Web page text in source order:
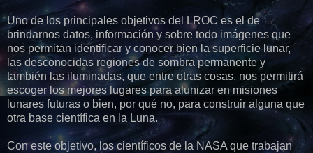
Uno de los principales objetivos del LROC es el de
brindarnos datos, información y sobre todo imágenes que
nos permitan identificar y conocer bien la superficie lunar,
las desconocidas regiones de sombra permanente y
también las iluminadas, que entre otras cosas, nos permitirá
escoger los mejores lugares para alunizar en misiones
lunares futuras o bien, por qué no, para construir alguna que
otra base científica en la Luna.
Con este objetivo, los científicos de la NASA que trabajan